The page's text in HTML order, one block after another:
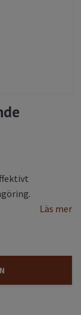
Läs mer